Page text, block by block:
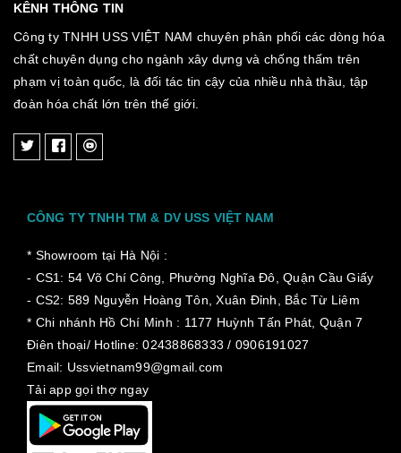
KÊNH THÔNG TIN
Công ty TNHH USS VIỆT NAM chuyên phân phối các dòng hóa
chất chuyên dụng cho ngành xây dựng và chống thấm trên
phạm vị toàn quốc, là đối tác tin cậy của nhiều nhà thầu, tập
đoàn hóa chất lớn trên thế giới.
CÔNG TY TNHH TM & DV USS VIỆT NAM
* Showroom tại Hà Nội :
- CS1: 54 Võ Chí Công, Phường Nghĩa Đô, Quận Cầu Giấy
- CS2: 589 Nguyễn Hoàng Tôn, Xuân Đỉnh, Bắc Từ Liêm
* Chi nhánh Hồ Chí Minh : 1177 Huỳnh Tấn Phát, Quận 7
Điên thoại/ Hotline: 02438868333 / 0906191027
Email: Ussvietnam99@gmail.com
Tải app gọi thợ ngay